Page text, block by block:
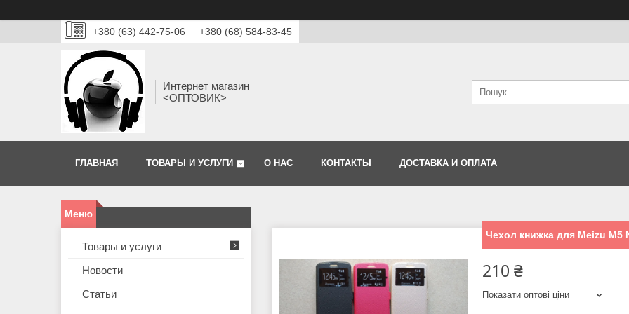
+380 (63) 442-75-06 +380 (68) 584-83-45
Интернет магазин
<ОПТОВИК>
ГЛАВНАЯ ТОВАРЫ И УСЛУГИ О НАС КОНТАКТЫ ДОСТАВКА И ОПЛАТА
Чехол книжка для Meizu M5
210 ₴
Показати оптові ціни
Товары и услуги
Новости
Статьи